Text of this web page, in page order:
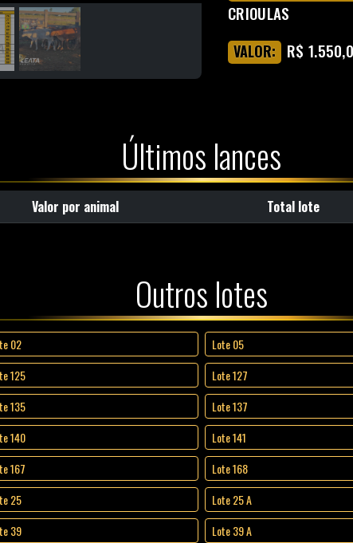
CRIOULAS
VALOR: R$
Últimos lances
Valor por animal Total lote
Outros lotes
02 Lote 05
125 Lote 127
135 Lote 137
140 Lote 141
167 Lote 168
25 Lote 25 A
39 Lote 39 A